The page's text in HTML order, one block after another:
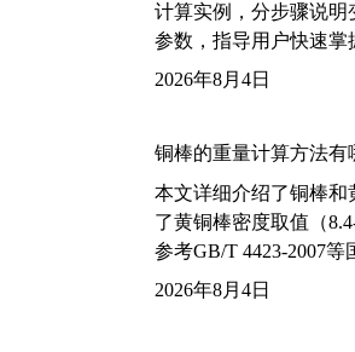
计算实例，分步骤说明
参数，指导用户快速掌
2026年8月4日
铜棒的重量计算方法有
本文详细介绍了铜棒
了黄铜棒密度取值（
参考GB/T 4423-2007等
2026年8月4日